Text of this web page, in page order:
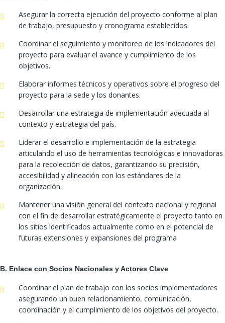
Asegurar la correcta ejecución del proyecto conforme al plan
de trabajo, presupuesto y cronograma establecidos.
Coordinar el seguimiento y monitoreo de los indicadores del
proyecto para evaluar el avance y cumplimiento de los
objetivos.
Elaborar informes técnicos y operativos sobre el progreso del
proyecto para la sede y los donantes.
Desarrollar una estrategia de implementación adecuada al
contexto y estrategia del país.
Liderar el desarrollo e implementación de la estrategia
articulando el uso de herramientas tecnológicas e innovadoras
para la recolección de datos, garantizando su precisión,
accesibilidad y alineación con los estándares de la
organización.
Mantener una visión general del contexto nacional y regional
con el fin de desarrollar estratégicamente el proyecto tanto en
los sitios identificados actualmente como en el potencial de
futuras extensiones y expansiones del programa
B. Enlace con Socios Nacionales y Actores Clave
Coordinar el plan de trabajo con los socios implementadores
asegurando un buen relacionamiento, comunicación,
coordinación y el cumplimiento de los objetivos del proyecto.